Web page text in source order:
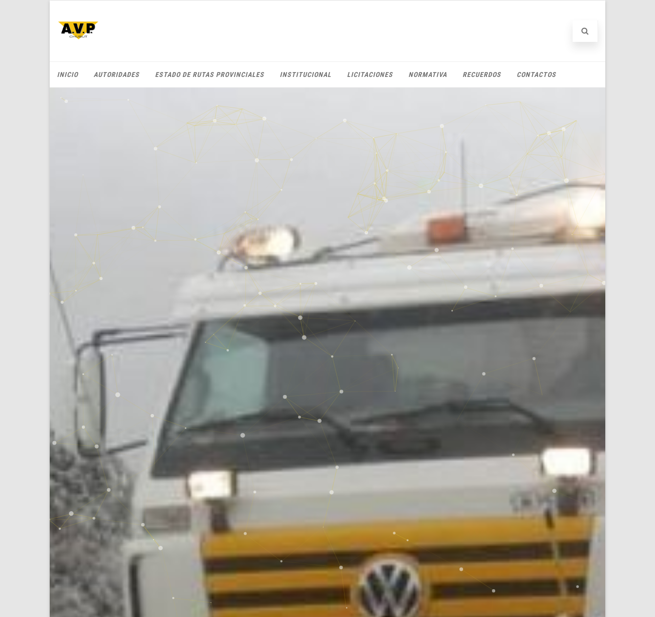
INICIO AUTORIDADES ESTADO DE RUTAS PROVINCIALES INSTITUCIONAL LICITACIONES NORMATIVA RECUERDOS CONTACTOS